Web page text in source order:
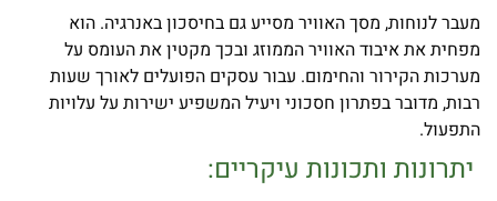
מעבר לנוחות, מסך האוויר מסייע גם בחיסכון באנרגיה. הוא
מפחית את איבוד האוויר הממוזג ובכך מקטין את העומס על
מערכות הקירור והחימום. עבור עסקים הפועלים לאורך שעות
רבות, מדובר בפתרון חסכוני ויעיל המשפיע ישירות על עלויות
התפעול.
יתרונות ותכונות עיקריים: